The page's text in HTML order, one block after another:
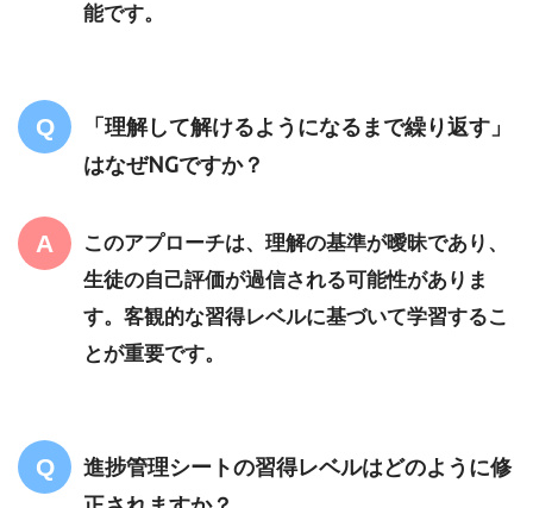
能です。
「理解して解けるようになるまで繰り返す」
はなぜNGですか？
このアプローチは、理解の基準が曖昧であり、
生徒の自己評価が過信される可能性がありま
す。客観的な習得レベルに基づいて学習するこ
とが重要です。
進捗管理シートの習得レベルはどのように修